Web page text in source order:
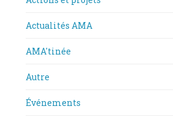
Actualités AMA
AMA'tinée
Autre
Événements